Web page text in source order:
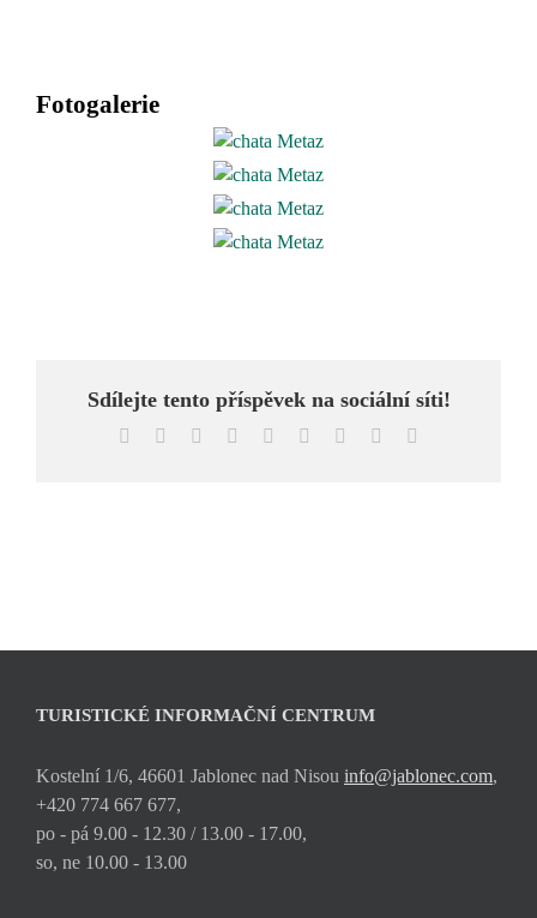
Fotogalerie
Sdílejte tento příspěvek na sociální síti!
Facebook Reddit LinkedInWhatsApp
TumblrPinterest
TURISTICKÉ INFORMAČNÍ CENTRUM
Kostelní 1/6, 46601 Jablonec nad Nisou info@jablonec.com,
+420 774 667 677,
po - pá 9.00 - 12.30 / 13.00 - 17.00,
so, ne 10.00 - 13.00